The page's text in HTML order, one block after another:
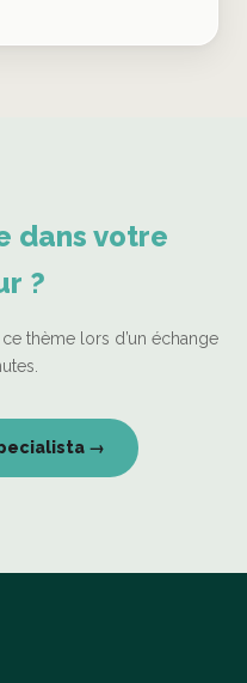
dans votre
?
thème lors d’un échange
→